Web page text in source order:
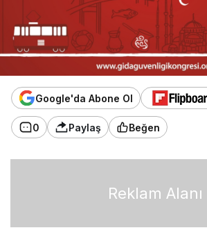
Google'da Abone Ol
0 Paylaş Beğen
Reklam Alanı